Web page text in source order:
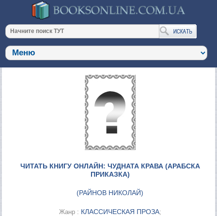
ЧИТАТЬ КНИГУ ОНЛАЙН: ЧУДНАТА КРАВА (АРАБСКА
ПРИКАЗКА)
(РАЙНОВ НИКОЛАЙ)
Жанр : КЛАССИЧЕСКАЯ ПРОЗА;